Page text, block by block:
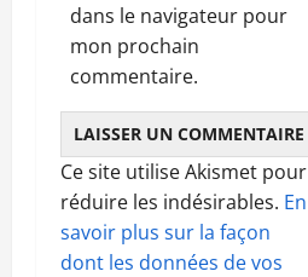
dans le navigateur pour
mon prochain
commentaire.
Ce site utilise Akismet pour
réduire les indésirables. En
savoir plus sur la façon
dont les données de vos